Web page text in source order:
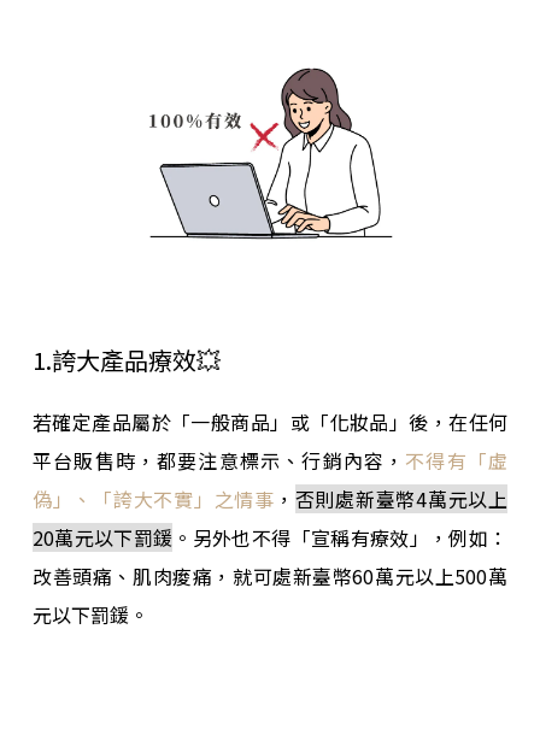
1.誇大產品療效💥
若確定產品屬於「一般商品」或「化妝品」後，在任何
平台販售時，都要注意標示、行銷內容， 不得有「虛
偽」、「誇大不實」之情事 ， 否則處新臺幣4萬元以上
20萬元以下罰鍰 。另外也不得「宣稱有療效」，例如：
改善頭痛、肌肉痠痛，就可處新臺幣60萬元以上500萬
元以下罰鍰。